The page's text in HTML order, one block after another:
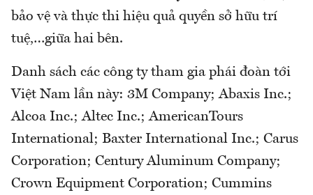
bảo vệ và thực thi hiệu quả quyền sở hữu trí
tuệ,…giữa hai bên.
Danh sách các công ty tham gia phái đoàn tới
Việt Nam lần này: 3M Company; Abaxis Inc.;
Alcoa Inc.; Altec Inc.; AmericanTours
International; Baxter International Inc.; Carus
Corporation; Century Aluminum Company;
Crown Equipment Corporation; Cummins